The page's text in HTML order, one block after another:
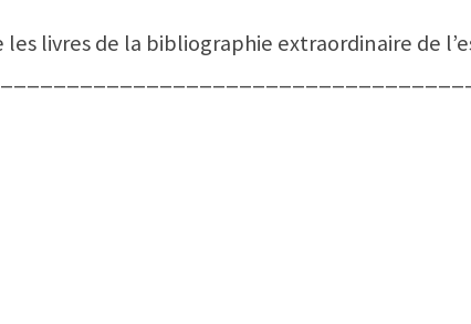
les livres de la bibliographie extraordinaire de